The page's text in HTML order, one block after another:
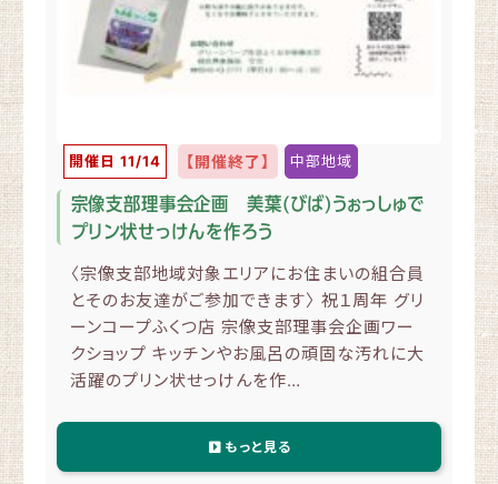
開催日 11/14 【開催終了】 中部地域
宗像支部理事会企画 美葉(びば)うぉっしゅで
プリン状せっけんを作ろう
〈宗像支部地域対象エリアにお住まいの組合員
とそのお友達がご参加できます〉 祝１周年 グリ
ーンコープふくつ店 宗像支部理事会企画ワー
クショップ キッチンやお風呂の頑固な汚れに大
活躍のプリン状せっけんを作…
もっと見る